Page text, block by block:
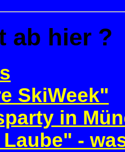
ab hier ?
SkiWeek"
in
-